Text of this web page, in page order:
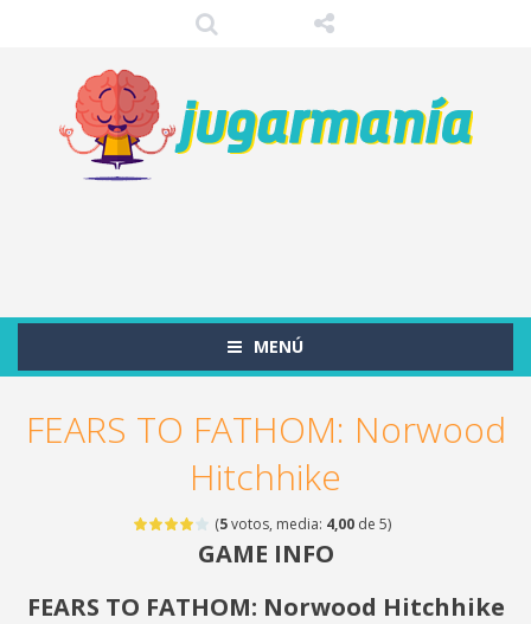
MENÚ
FEARS TO FATHOM: Norwood
Hitchhike
(5votos, media: 4,00 de 5)
GAME INFO
FEARS TO FATHOM: Norwood Hitchhike